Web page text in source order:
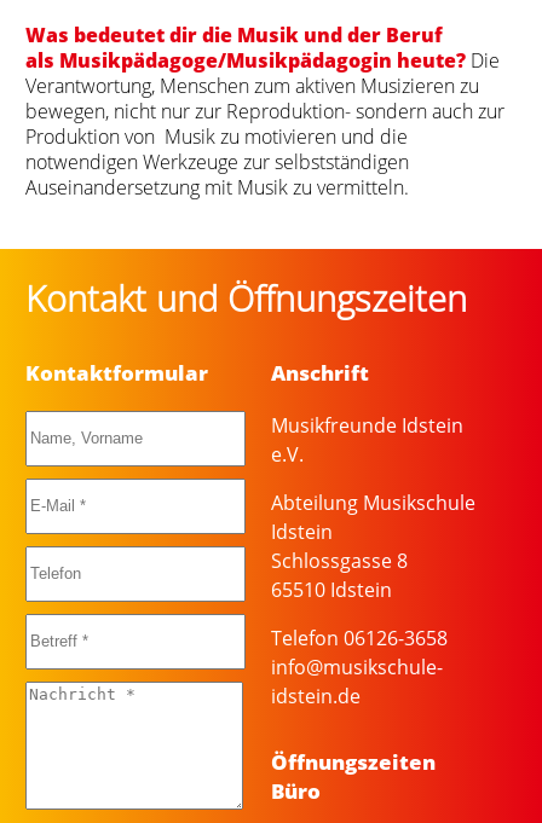
Was bedeutet dir die Musik und der Beruf
als Musikpädagoge/Musikpädagogin heute?Die
Verantwortung, Menschen zum aktiven Musizieren zu
bewegen, nicht nur zur Reproduktion- sondern auch zur
Produktion von Musik zu motivieren und die
notwendigen Werkzeuge zur selbstständigen
Auseinandersetzung mit Musik zu vermitteln.
Kontakt und Öffnungszeiten
Kontaktformular Anschrift
Musikfreunde Idstein
e.V.
Abteilung Musikschule
Idstein
Schlossgasse 8
65510 Idstein
Telefon 06126-3658
info@musikschule-
idstein.de
Öffnungszeiten
Büro